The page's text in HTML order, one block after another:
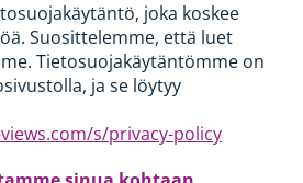
joka koskee
Suosittelemme, että luet
Tietosuojakäytäntömme on
ja se löytyy
s/privacy-policy